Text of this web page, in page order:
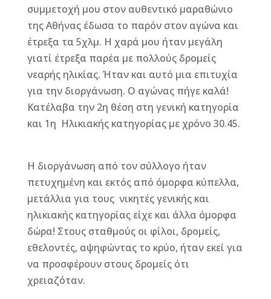
συμμετοχή μου στον αυθεντικό μαραθώνιο
της Αθήνας έδωσα το παρόν στον αγώνα και
έτρεξα τα 5χλμ. Η χαρά μου ήταν μεγάλη
γιατί έτρεξα παρέα με πολλούς δρομείς
νεαρής ηλικίας. Ήταν και αυτό μια επιτυχία
για την διοργάνωση. Ο αγώνας πήγε καλά!
Κατέλαβα την 2η θέση στη γενική κατηγορία
και 1η Ηλικιακής κατηγορίας με χρόνο 30.45.
Η διοργάνωση από τον σύλλογο ήταν
πετυχημένη και εκτός από όμορφα κύπελλα,
μετάλλια για τους νικητές γενικής και
ηλικιακής κατηγορίας είχε και άλλα όμορφα
δώρα! Στους σταθμούς οι φίλοι, δρομείς,
εθελοντές, αψηφώντας το κρύο, ήταν εκεί για
να προσφέρουν στους δρομείς ότι
χρειαζόταν.